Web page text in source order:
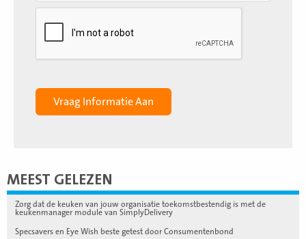
MEEST GELEZEN
Zorg dat de keuken van jouw organisatie toekomstbestendig is met de
keukenmanager module van SimplyDelivery
Specsavers en Eye Wish beste getest door Consumentenbond